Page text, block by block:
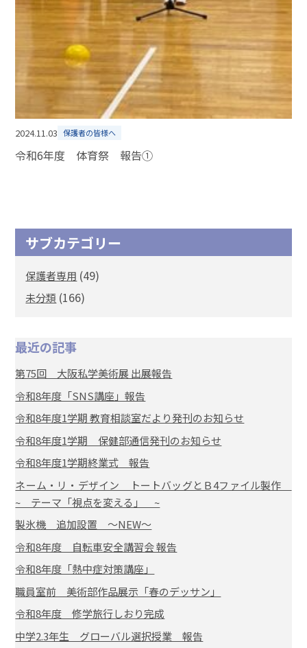
2024.11.03 保護者の皆様へ
令和6年度 体育祭 報告①
サブカテゴリー
保護者専用 (49)
未分類 (166)
最近の記事
第75回 大阪私学美術展 出展報告
令和8年度「SNS講座」報告
令和8年度1学期 教育相談室だより発刊のお知らせ
令和8年度1学期 保健部通信発刊のお知らせ
令和8年度1学期終業式 報告
ネーム・リ・デザイン トートバッグとＢ4ファイル製作
~ テーマ「視点を変える」 ~
製氷機 追加設置 ～NEW～
令和8年度 自転車安全講習会 報告
令和8年度「熱中症対策講座」
職員室前 美術部作品展示「春のデッサン」
令和8年度 修学旅行しおり完成
中学2.3年生 グローバル選択授業 報告